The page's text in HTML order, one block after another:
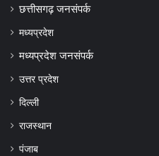
छत्तीसगढ़ जनसंपर्क
मध्यप्रदेश
मध्यप्रदेश जनसंपर्क
उत्तर प्रदेश
दिल्ली
राजस्थान
पंजाब